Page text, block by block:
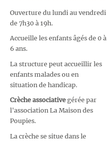
Ouverture du lundi au vendredi
de 7h30 à 19h.
Accueille les enfants âgés de 0 à
6 ans.
La structure peut accueillir les
enfants malades ou en
situation de handicap.
Crèche associative gérée par
l'association La Maison des
Poupies.
La crèche se situe dans le